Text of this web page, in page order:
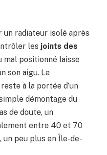
radiateur isolé après
les joints des
mal positionné laisse
son aigu. Le
à la portée d’un
démontage du
de doute, un
entre 40 et 70
un peu plus en Île-de-